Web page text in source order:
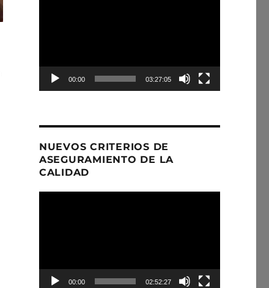
00:00 03:27:05
NUEVOS CRITERIOS DE
ASEGURAMIENTO DE LA
CALIDAD
00:00 02:52:27